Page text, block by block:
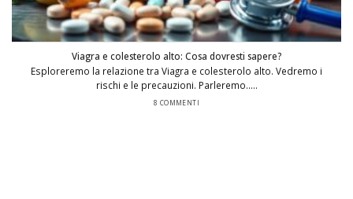
Viagra e colesterolo alto: Cosa dovresti sapere?
Esploreremo la relazione tra Viagra e colesterolo alto. Vedremo i
rischi e le precauzioni. Parleremo.....
8 COMMENTI